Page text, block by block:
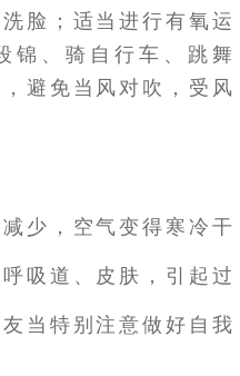
脸；适当进行有氧运
锦、骑自行车、跳舞
避免当风对吹，受风
少，空气变得寒冷干
吸道、皮肤，引起过
当特别注意做好自我